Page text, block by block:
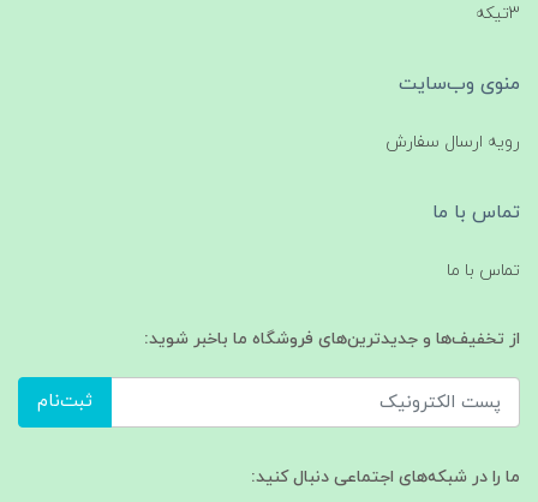
3تیکه
منوی وب‌سایت
رویه ارسال سفارش
تماس با ما
تماس با ما
از تخفیف‌ها و جدیدترین‌های فروشگاه ما باخبر شوید:
ثبت‌نام
ما را در شبکه‌های اجتماعی دنبال کنید: